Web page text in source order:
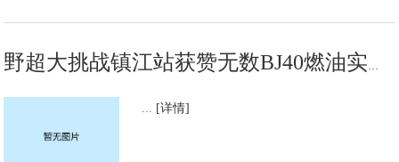
野超大挑战镇江站获赞无数BJ40燃油实力诠释「你行你上」内涵
... [详情]